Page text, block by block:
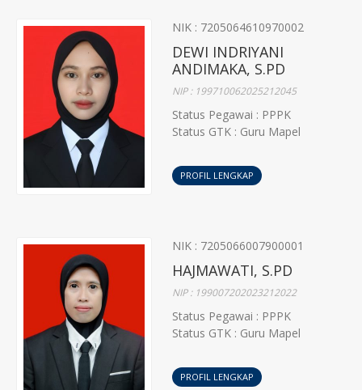
NIK : 7205064610970002
DEWI INDRIYANI
ANDIMAKA, S.PD
NIP : 199710062025212045
Status Pegawai : PPPK
Status GTK : Guru Mapel
PROFIL LENGKAP
NIK : 7205066007900001
HAJMAWATI, S.PD
NIP : 199007202023212022
Status Pegawai : PPPK
Status GTK : Guru Mapel
PROFIL LENGKAP